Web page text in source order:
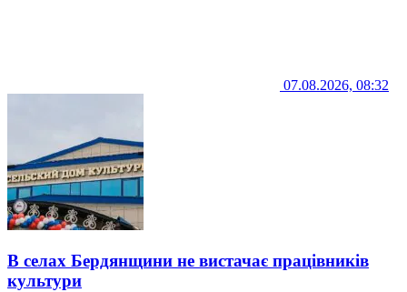
07.08.2026, 08:32
В селах Бердянщини не вистачає працівників
культури